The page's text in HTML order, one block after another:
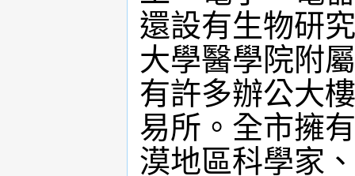
還設有生物研
大學醫學院附
有許多辦公大
易所。全市擁
漠地區科學家